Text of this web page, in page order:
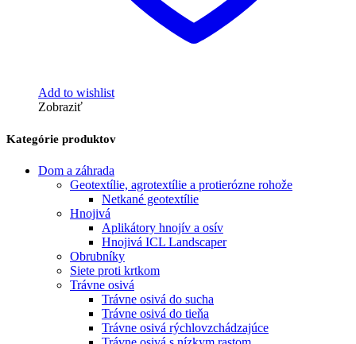
Add to wishlist
Zobraziť
Kategórie produktov
Dom a záhrada
Geotextílie, agrotextílie a protierózne rohože
Netkané geotextílie
Hnojivá
Aplikátory hnojív a osív
Hnojivá ICL Landscaper
Obrubníky
Siete proti krtkom
Trávne osivá
Trávne osivá do sucha
Trávne osivá do tieňa
Trávne osivá rýchlovzchádzajúce